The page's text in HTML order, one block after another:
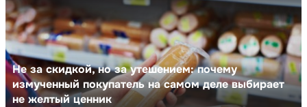
Не за скидкой, но за утешением: почему
измученный покупатель на самом деле выбирает
не желтый ценник